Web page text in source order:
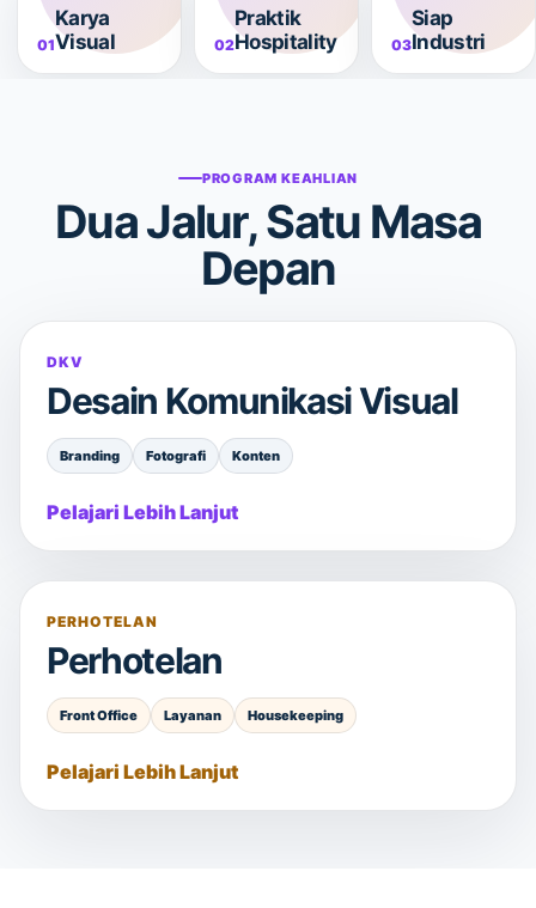
01
Karya
Visual
02
Praktik
Hospitality
03
Siap
Industri
PROGRAM KEAHLIAN
Dua Jalur, Satu Masa
Depan
DKV
Desain Komunikasi Visual
Branding Fotografi Konten
Pelajari Lebih Lanjut
PERHOTELAN
Perhotelan
Front Office Layanan Housekeeping
Pelajari Lebih Lanjut